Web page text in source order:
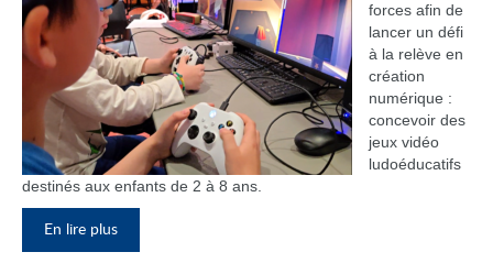
forces afin de
lancer un défi
à la relève en
création
numérique :
concevoir des
jeux vidéo
ludoéducatifs
destinés aux enfants de 2 à 8 ans.
En lire plus